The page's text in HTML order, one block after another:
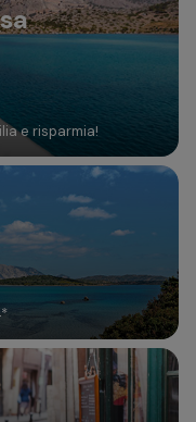
e risparmia!